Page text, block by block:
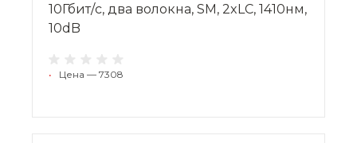
10Гбит/c, два волокна, SM, 2xLC, 1410нм,
10dB
• Цена — 7308